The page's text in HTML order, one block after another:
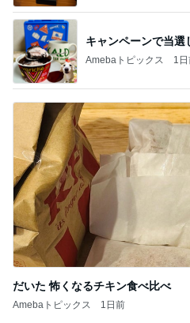
キャンペーンで当選
Amebaトピックス 1
だいた 怖くなるチキン食べ比べ
Amebaトピックス 1日前